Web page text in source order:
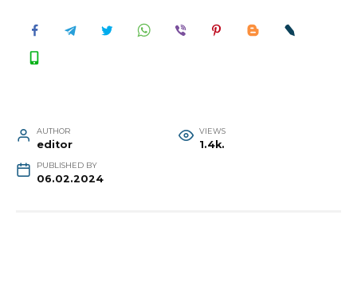
AUTHOR
editor
VIEWS
1.4k.
PUBLISHED BY
06.02.2024